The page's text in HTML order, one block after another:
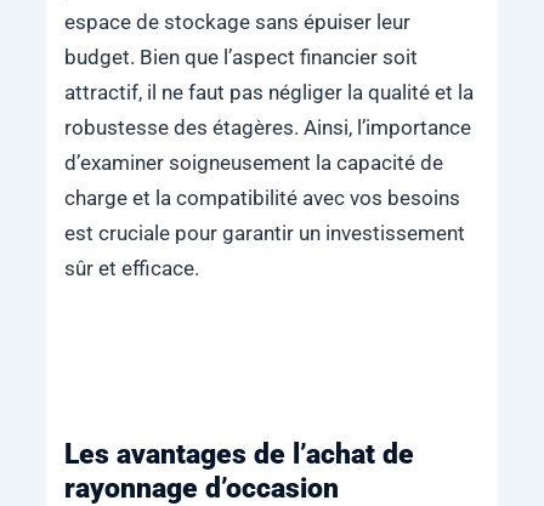
espace de stockage sans épuiser leur
budget. Bien que l’aspect financier soit
attractif, il ne faut pas négliger la qualité et la
robustesse des étagères. Ainsi, l’importance
d’examiner soigneusement la capacité de
charge et la compatibilité avec vos besoins
est cruciale pour garantir un investissement
sûr et efficace.
Les avantages de l’achat de
rayonnage d’occasion